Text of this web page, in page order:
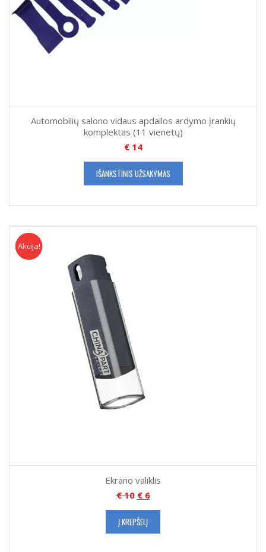
Automobilių salono vidaus apdailos ardymo įrankių
komplektas (11 vienetų)
€14
IŠANKSTINIS UŽSAKYMAS
Akcija
Akcija!
Ekrano valiklis
€10 €6
Į KREPŠELĮ